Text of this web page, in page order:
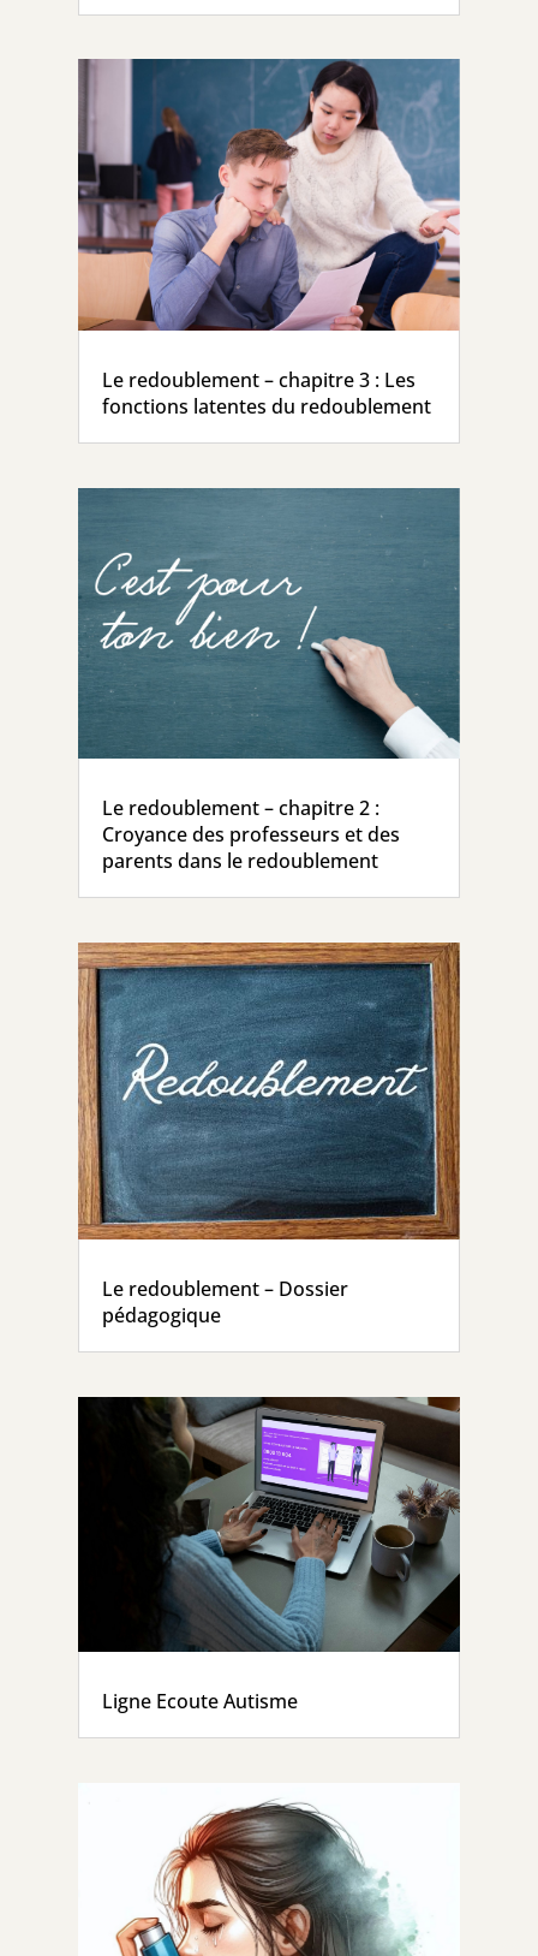
Le redoublement – chapitre 3 : Les
fonctions latentes du redoublement
Le redoublement – chapitre 2 :
Croyance des professeurs et des
parents dans le redoublement
Le redoublement – Dossier
pédagogique
Ligne Ecoute Autisme